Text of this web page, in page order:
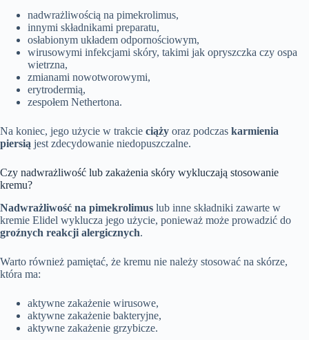
nadwrażliwością na pimekrolimus,
innymi składnikami preparatu,
osłabionym układem odpornościowym,
wirusowymi infekcjami skóry, takimi jak opryszczka czy ospa
wietrzna,
zmianami nowotworowymi,
erytrodermią,
zespołem Nethertona.
Na koniec, jego użycie w trakcie ciąży oraz podczas karmienia
piersią jest zdecydowanie niedopuszczalne.
Czy nadwrażliwość lub zakażenia skóry wykluczają stosowanie
kremu?
Nadwrażliwość na pimekrolimus lub inne składniki zawarte w
kremie Elidel wyklucza jego użycie, ponieważ może prowadzić do
groźnych reakcji alergicznych.
Warto również pamiętać, że kremu nie należy stosować na skórze,
która ma:
aktywne zakażenie wirusowe,
aktywne zakażenie bakteryjne,
aktywne zakażenie grzybicze.